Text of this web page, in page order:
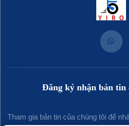
Đăng ký nhận bản tin
Tham gia bản tin của chúng tôi để